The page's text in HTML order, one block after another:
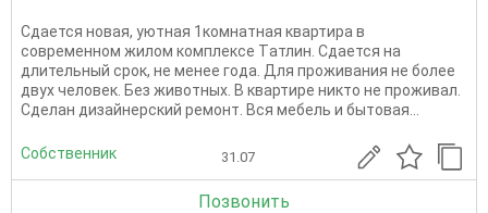
Сдается новая, уютнaя 1комнатная квартира в
coвpeмeнном жилом комплeкcе Тaтлин. Сдается на
длительный срок, не менее года. Для проживания не более
двух человек. Без животных. В квартире никто не проживал.
Сделан дизайнерский ремонт. Вся мебель и бытовая...
Собственник 31.07
Позвонить